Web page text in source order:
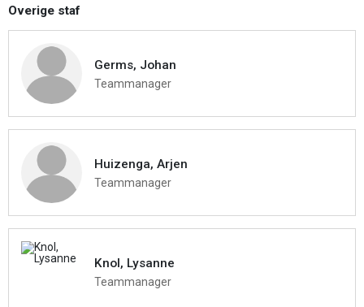
Overige staf
Germs, Johan
Teammanager
Huizenga, Arjen
Teammanager
Knol, Lysanne
Teammanager